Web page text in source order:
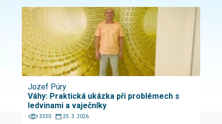
Jozef Púry
Váhy: Praktická ukázka při problémech s
ledvinami a vaječníky
3330 25. 3. 2026